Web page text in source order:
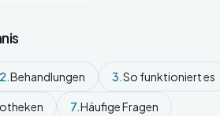
2.Behandlungen 3.So funktioniert es
7.Häufige Fragen